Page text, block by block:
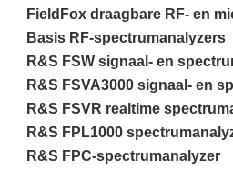
FieldFox draagbare RF- en
Basis RF-spectrumanalyzers
R&S FSW signaal- en
R&S FSVA3000 signaal- en
R&S FSVR realtime
R&S FPL1000
R&S FPC-spectrumanalyzer